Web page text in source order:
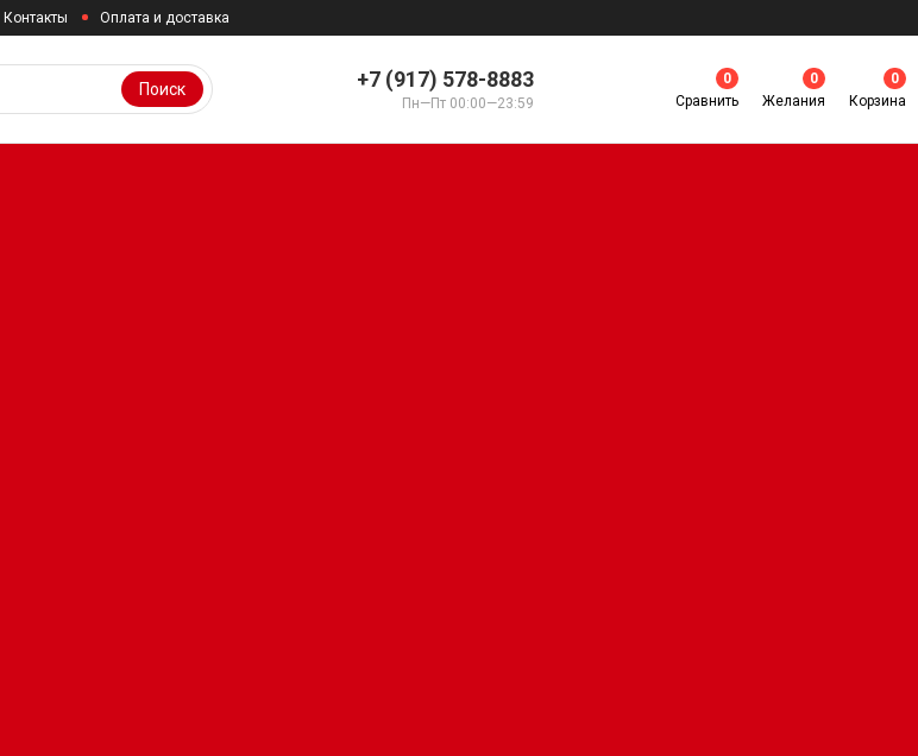
Контакты Оплата и доставка
+7 (917) 578-8883
Пн—Пт 00:00—23:59
Поиск
0
Сравнить
0
Желания
0
Корзина